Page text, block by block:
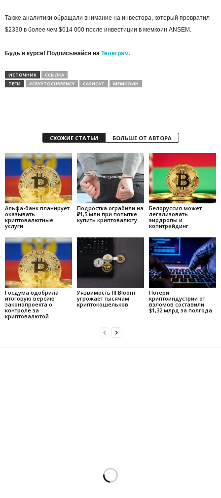
Также аналитики обращали внимание на инвестора, который превратил
$2330 в более чем $614 000 после инвестиции в мемкоин ANSEM.
Будь в курсе! Подписывайся на Телеграм.
ИСТОЧНИК
ССЫЛКА
ТЕГИ
#CRYPTOCURRENCY CASHCAT МЕМКОИН
СХОЖИЕ СТАТЬИ БОЛЬШЕ ОТ АВТОРА
Альфа-банк планирует
оказывать
криптовалютные
услуги
Подростка ограбили на
₽1,5 млн при попытке
купить криптовалюту
Белоруссия может
легализовать
эирдропы и
копитрейдинг
Госдума одобрила
итоговую версию
законопроекта о
контроле за
криптовалютой
Уязвимость Ill Bloom
угрожает тысячам
криптокошельков
Потери
криптоиндустрии от
взломов составили
$1,32 млрд за полгода